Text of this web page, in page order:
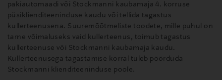
pakiautomaadi või Stockmanni kaubamaja 4. korruse
püsiklienditeeninduse kaudu või tellida tagastus
kullerteenusena. Suuremõõtmeliste toodete, mille puhul on
tarne võimaluseks vaid kullerteenus, toimub tagastus
kullerteenuse või Stockmanni kaubamaja kaudu.
Kullerteenusega tagastamise korral tuleb pöörduda
Stockmanni klienditeeninduse poole.